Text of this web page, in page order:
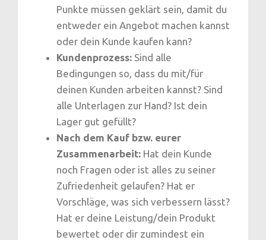
Punkte müssen geklärt sein, damit du
entweder ein Angebot machen kannst
oder dein Kunde kaufen kann?
Kundenprozess: Sind alle
Bedingungen so, dass du mit/für
deinen Kunden arbeiten kannst? Sind
alle Unterlagen zur Hand? Ist dein
Lager gut gefüllt?
Nach dem Kauf bzw. eurer
Zusammenarbeit: Hat dein Kunde
noch Fragen oder ist alles zu seiner
Zufriedenheit gelaufen? Hat er
Vorschläge, was sich verbessern lässt?
Hat er deine Leistung/dein Produkt
bewertet oder dir zumindest ein